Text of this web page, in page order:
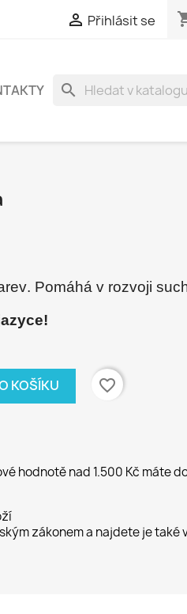
 Přihlásit se
search
. Pomáhá v rozvoji
KOŠÍKU
favorite_border
hodnotě nad 1.500 Kč máte
zákonem a najdete je také